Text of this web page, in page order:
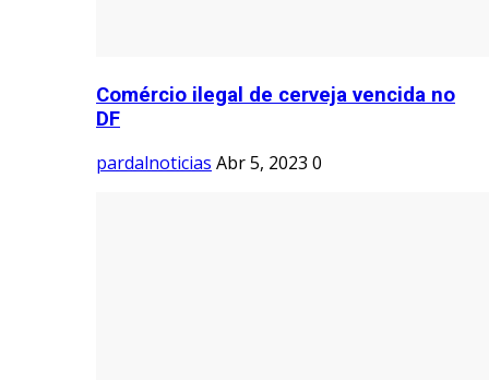
Comércio ilegal de cerveja vencida no
DF
pardalnoticias Abr 5, 2023 0